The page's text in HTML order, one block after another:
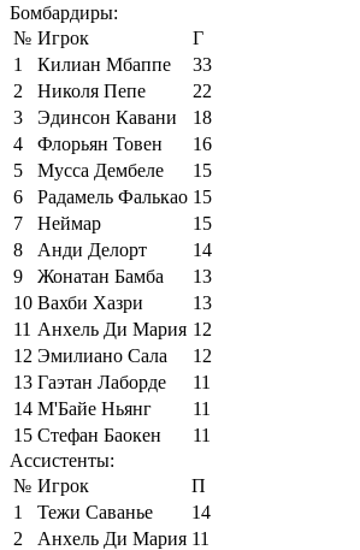
Бомбардиры:
№ Игрок
Г
1
Килиан Мбаппе
33
2
Николя Пепе
22
3
Эдинсон Кавани
18
4
Флорьян Товен
16
5
Мусса Дембеле
15
6
Радамель Фалькао 15
7
Неймар
15
8
Анди Делорт
14
9
Жонатан Бамба
13
10 Вахби Хазри
13
11 Анхель Ди Мария 12
12 Эмилиано Сала
12
13 Гаэтан Лаборде
11
14 М'Байе Ньянг
11
15 Стефан Баокен
11
Ассистенты:
№ Игрок
П
1
Тежи Саванье
14
2
Анхель Ди Мария 11